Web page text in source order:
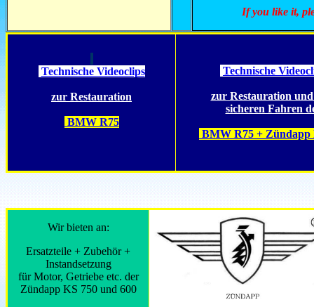
If you like it,
Technische Videoclips
zur Restauration
BMW R75
Technische
zur Restauration
sicheren Fahren
BMW R75 + Zündapp
Wir bieten an:
Ersatzteile + Zubehör +
Instandsetzung
für Motor, Getriebe etc. der
Zündapp KS 750 und 600